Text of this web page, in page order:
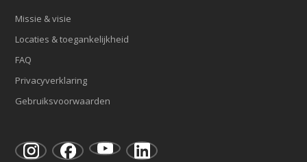
Missie & visie
Locaties & toegankelijkheid
FAQ
Privacyverklaring
Gebruiksvoorwaarden